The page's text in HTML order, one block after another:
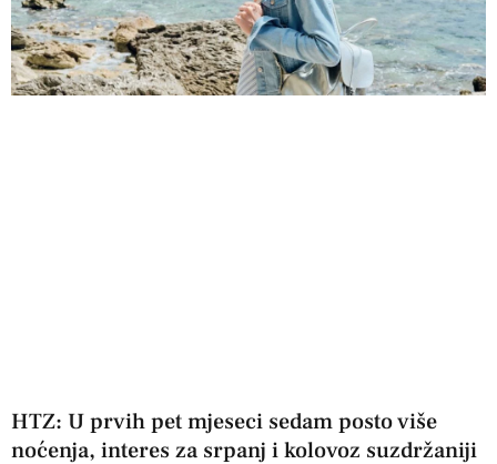
HTZ: U prvih pet mjeseci sedam posto više
noćenja, interes za srpanj i kolovoz suzdržaniji